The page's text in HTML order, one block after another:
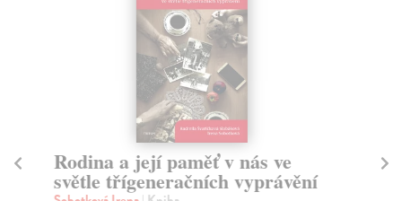
Rodina a její paměť v nás ve
světle třígeneračních vyprávění